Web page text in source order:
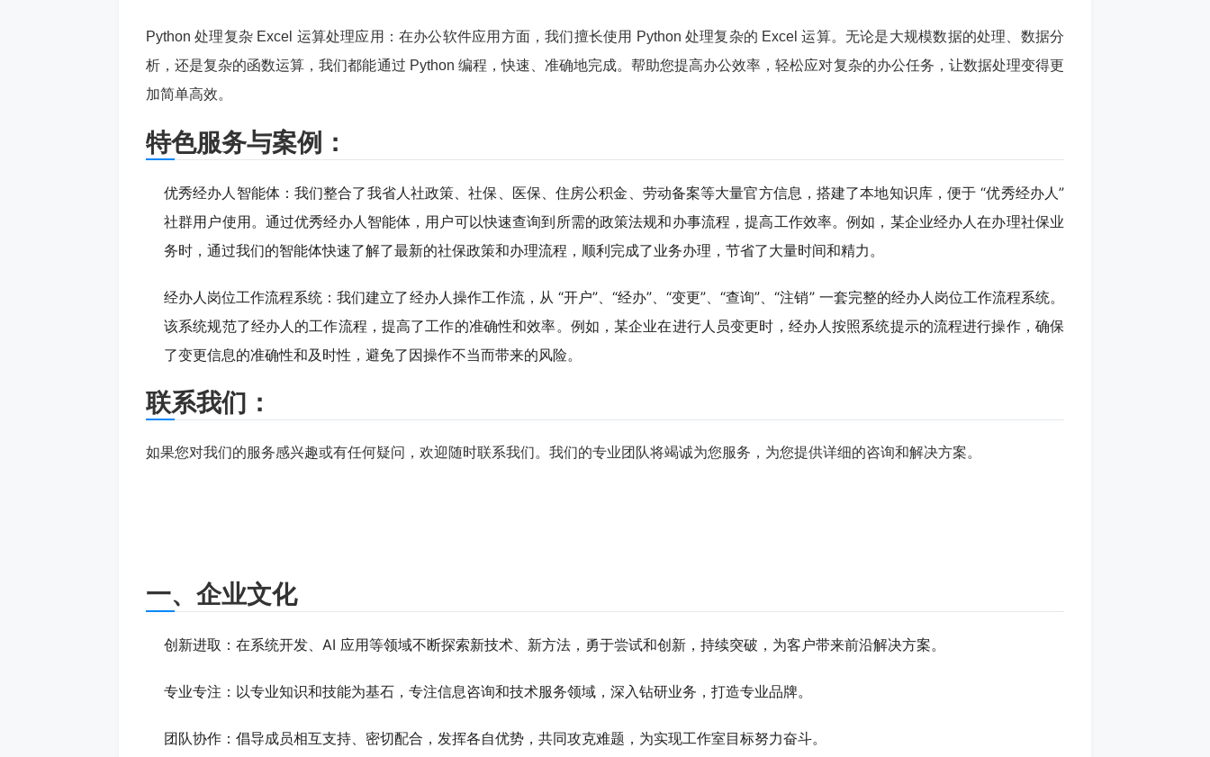
Python 处理复杂 Excel 运算处理应用：在办公软件应用方面，我们擅长使用 Python 处理复杂的 Excel 运算。无论是大规模数据的处理、数据分
析，还是复杂的函数运算，我们都能通过 Python 编程，快速、准确地完成。帮助您提高办公效率，轻松应对复杂的办公任务，让数据处理变得更
加简单高效。
特色服务与案例：
优秀经办人智能体：我们整合了我省人社政策、社保、医保、住房公积金、劳动备案等大量官方信息，搭建了本地知识库，便于 “优秀经办人”
社群用户使用。通过优秀经办人智能体，用户可以快速查询到所需的政策法规和办事流程，提高工作效率。例如，某企业经办人在办理社保业
务时，通过我们的智能体快速了解了最新的社保政策和办理流程，顺利完成了业务办理，节省了大量时间和精力。
经办人岗位工作流程系统：我们建立了经办人操作工作流，从 “开户”、“经办”、“变更”、“查询”、“注销” 一套完整的经办人岗位工作流程系统。
该系统规范了经办人的工作流程，提高了工作的准确性和效率。例如，某企业在进行人员变更时，经办人按照系统提示的流程进行操作，确保
了变更信息的准确性和及时性，避免了因操作不当而带来的风险。
联系我们：
如果您对我们的服务感兴趣或有任何疑问，欢迎随时联系我们。我们的专业团队将竭诚为您服务，为您提供详细的咨询和解决方案。
一、企业文化
创新进取：在系统开发、AI 应用等领域不断探索新技术、新方法，勇于尝试和创新，持续突破，为客户带来前沿解决方案。
专业专注：以专业知识和技能为基石，专注信息咨询和技术服务领域，深入钻研业务，打造专业品牌。
团队协作：倡导成员相互支持、密切配合，发挥各自优势，共同攻克难题，为实现工作室目标努力奋斗。